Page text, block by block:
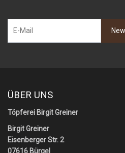
ÜBER UNS
Töpferei Birgit Greiner
Birgit Greiner
Eisenberger Str. 2
07616 Bürgel